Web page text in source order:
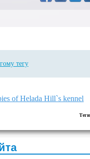
тегу
of Helada Hill`s kennel